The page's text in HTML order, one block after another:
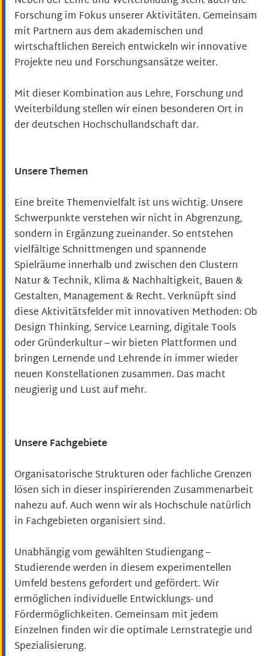
Forschung im Fokus unserer Aktivitäten. Gemeinsam
mit Partnern aus dem akademischen und
wirtschaftlichen Bereich entwickeln wir innovative
Projekte neu und Forschungsansätze weiter.
Mit dieser Kombination aus Lehre, Forschung und
Weiterbildung stellen wir einen besonderen Ort in
der deutschen Hochschullandschaft dar.
Unsere Themen
Eine breite Themenvielfalt ist uns wichtig. Unsere
Schwerpunkte verstehen wir nicht in Abgrenzung,
sondern in Ergänzung zueinander. So entstehen
vielfältige Schnittmengen und spannende
Spielräume innerhalb und zwischen den Clustern
Natur & Technik, Klima & Nachhaltigkeit, Bauen &
Gestalten, Management & Recht. Verknüpft sind
diese Aktivitätsfelder mit innovativen Methoden: Ob
Design Thinking, Service Learning, digitale Tools
oder Gründerkultur – wir bieten Plattformen und
bringen Lernende und Lehrende in immer wieder
neuen Konstellationen zusammen. Das macht
neugierig und Lust auf mehr.
Unsere Fachgebiete
Organisatorische Strukturen oder fachliche Grenzen
lösen sich in dieser inspirierenden Zusammenarbeit
nahezu auf. Auch wenn wir als Hochschule natürlich
in Fachgebieten organisiert sind.
Unabhängig vom gewählten Studiengang –
Studierende werden in diesem experimentellen
Umfeld bestens gefordert und gefördert. Wir
ermöglichen individuelle Entwicklungs- und
Fördermöglichkeiten. Gemeinsam mit jedem
Einzelnen finden wir die optimale Lernstrategie und
Spezialisierung.